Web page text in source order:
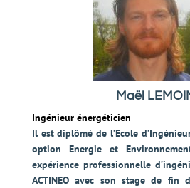
Maël
Ingénieur énergéticien
Il est diplômé de l’Ecole
option Energie et
expérience professionnelle
ACTINEO avec son stage de fin